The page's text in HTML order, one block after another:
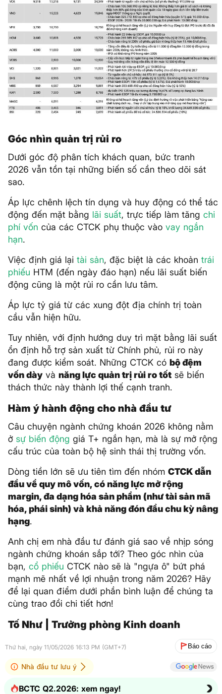
Góc nhìn quản trị rủi ro
Dưới góc độ phân tích khách quan, bức tranh
2026 vẫn tồn tại những biến số cần theo dõi sát
sao.
Áp lực chênh lệch tín dụng và huy động có thể tác
động đến mặt bằng lãi suất, trực tiếp làm tăng chi
phí vốn của các CTCK phụ thuộc vào vay ngắn
hạn.
Việc định giá lại tài sản, đặc biệt là các khoản trái
phiếu HTM (đến ngày đáo hạn) nếu lãi suất biến
động cũng là một rủi ro cần lưu tâm.
Áp lực tỷ giá từ các xung đột địa chính trị toàn
cầu vẫn hiện hữu.
Tuy nhiên, với định hướng duy trì mặt bằng lãi suất
ổn định hỗ trợ sản xuất từ Chính phủ, rủi ro này
đang được kiểm soát. Những CTCK có bộ đệm
vốn dày và năng lực quản trị rủi ro tốt sẽ biến
thách thức này thành lợi thế cạnh tranh.
Hàm ý hành động cho nhà đầu tư
Câu chuyện ngành chứng khoán 2026 không nằm
ở sự biến động giá T+ ngắn hạn, mà là sự mở rộng
cấu trúc của toàn bộ hệ sinh thái thị trường vốn.
Dòng tiền lớn sẽ ưu tiên tìm đến nhóm CTCK dẫn
đầu về quy mô vốn, có năng lực mở rộng
margin, đa dạng hóa sản phẩm (như tài sản mã
hóa, phái sinh) và khả năng đón đầu chu kỳ nâng
hạng.
Anh chị em nhà đầu tư đánh giá sao về nhịp sóng
ngành chứng khoán sắp tới? Theo góc nhìn của
bạn, cổ phiếu CTCK nào sẽ là "ngựa ô" bứt phá
mạnh mẽ nhất về lợi nhuận trong năm 2026? Hãy
để lại quan điểm dưới phần bình luận để chúng ta
cùng trao đổi chi tiết hơn!
Tố Như | Trưởng phòng Kinh doanh
Thứ hai, ngày 11/05/2026 16:13 PM (GMT+7) Báo cáo
Nhà đầu tư lưu ý
BCTC Q2.2026: xem ngay!